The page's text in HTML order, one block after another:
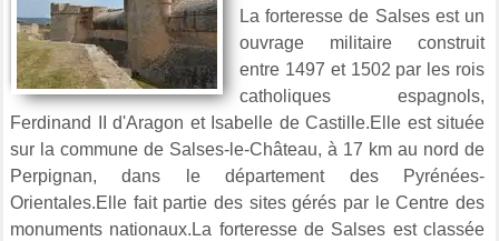
La forteresse de Salses est un
ouvrage militaire construit
entre 1497 et 1502 par les rois
catholiques espagnols,
Ferdinand II d'Aragon et Isabelle de Castille.Elle est située
sur la commune de Salses-le-Château, à 17 km au nord de
Perpignan, dans le département des Pyrénées-
Orientales.Elle fait partie des sites gérés par le Centre des
monuments nationaux.La forteresse de Salses est classée